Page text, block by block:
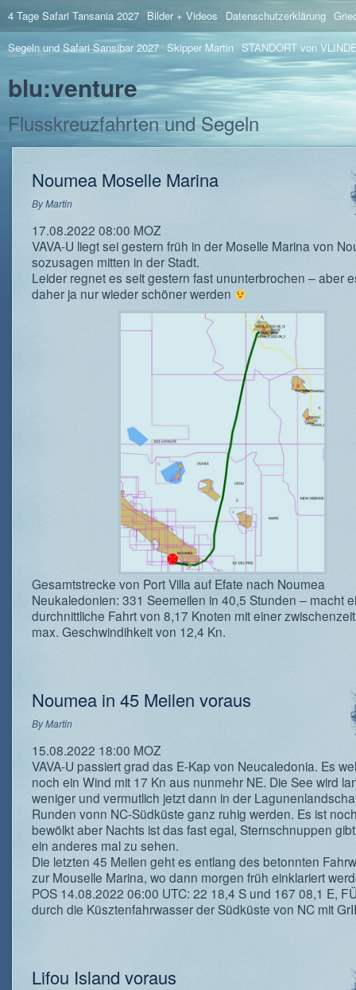
4 Tage Safari Tansania 2027 Bilder + Videos Datenschutzerklärung
Segeln und Safari Sansibar 2027 Skipper Martin STANDORT von
blu:venture
Flusskreuzfahrten und Segeln
Noumea Moselle Marina
ByMartin
17.08.2022 08:00 MOZ
VAVA-U liegt sei gestern früh in der Moselle Marina von
sozusagen mitten in der Stadt.
Leider regnet es seit gestern fast ununterbrochen – aber
daher ja nur wieder schöner werden
Gesamtstrecke von Port Villa auf Efate nach Noumea
Neukaledonien: 331 Seemeilen in 40,5 Stunden – macht
durchnittliche Fahrt von 8,17 Knoten mit einer
max. Geschwindihkeit von 12,4 Kn.
Noumea in 45 Meilen voraus
ByMartin
15.08.2022 18:00 MOZ
VAVA-U passiert grad das E-Kap von Neucaledonia. Es
noch ein Wind mit 17 Kn aus nunmehr NE. Die See wird
weniger und vermutlich jetzt dann in der
Runden vonn NC-Südküste ganz ruhig werden. Es ist
bewölkt aber Nachts ist das fast egal, Sternschnuppen
ein anderes mal zu sehen.
Die letzten 45 Meilen geht es entlang des betonnten
zur Mouselle Marina, wo dann morgen früh einklariert
POS 14.08.2022 06:00 UTC: 22 18,4 S und 167 08,1 E,
durch die Küsztenfahrwasser der Südküste von NC mit
Lifou Island voraus